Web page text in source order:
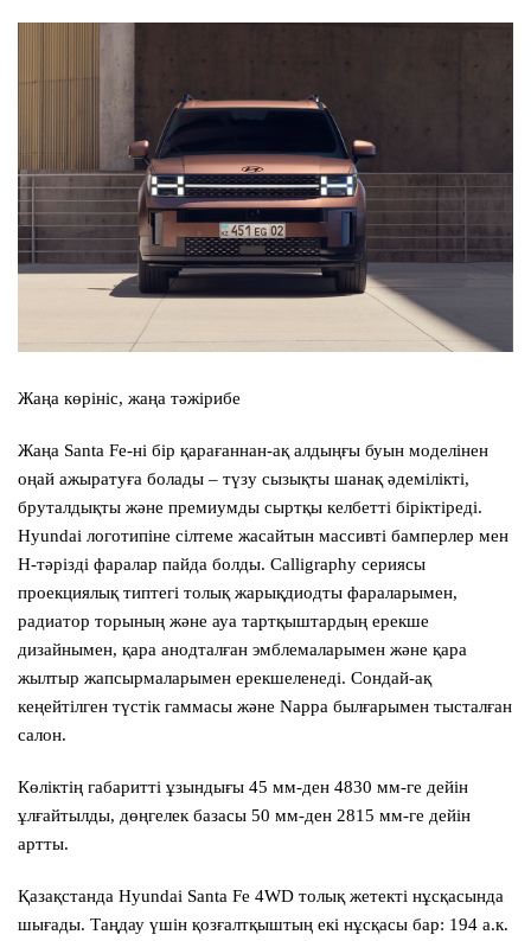
Жаңа көрініс, жаңа тәжірибе
Жаңа Santa Fe-ні бір қарағаннан-ақ алдыңғы буын моделінен
оңай ажыратуға болады – түзу сызықты шанақ әдемілікті,
бруталдықты және премиумды сыртқы келбетті біріктіреді.
Hyundai логотипіне сілтеме жасайтын массивті бамперлер мен
Н-тәрізді фаралар пайда болды. Calligraphy сериясы
проекциялық типтегі толық жарықдиодты фараларымен,
радиатор торының және ауа тартқыштардың ерекше
дизайнымен, қара анодталған эмблемаларымен және қара
жылтыр жапсырмаларымен ерекшеленеді. Сондай-ақ
кеңейтілген түстік гаммасы және Nappa былғарымен тысталған
салон.
Көліктің габаритті ұзындығы 45 мм-ден 4830 мм-ге дейін
ұлғайтылды, дөңгелек базасы 50 мм-ден 2815 мм-ге дейін
артты.
Қазақстанда Hyundai Santa Fe 4WD толық жетекті нұсқасында
шығады. Таңдау үшін қозғалтқыштың екі нұсқасы бар: 194 а.к.